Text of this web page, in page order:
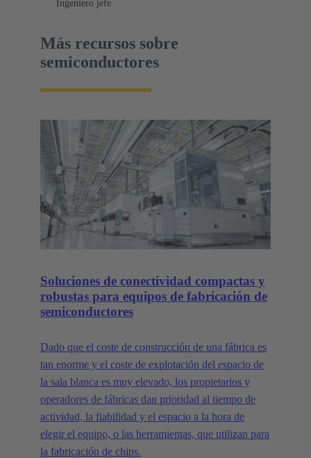
Ingeniero jefe
Más recursos sobre
semiconductores
Soluciones de conectividad compactas y
robustas para equipos de fabricación de
semiconductores
Dado que el coste de construcción de una fábrica es
tan enorme y el coste de explotación del espacio de
la sala blanca es muy elevado, los propietarios y
operadores de fábricas dan prioridad al tiempo de
actividad, la fiabilidad y el espacio a la hora de
elegir el equipo, o las herramientas, que utilizan para
la fabricación de chips.